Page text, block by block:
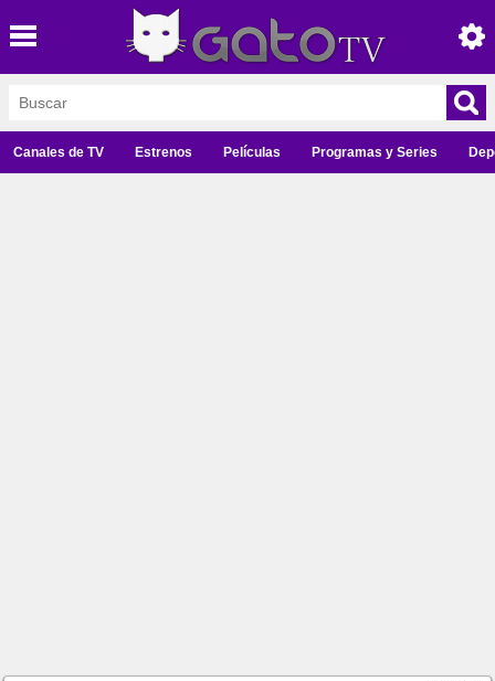
Canales de TV Estrenos Películas Programas y Series